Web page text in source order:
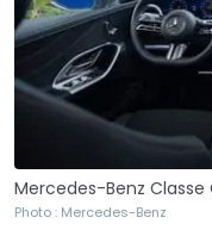
Mercedes-Benz
Photo : Mercedes-Benz